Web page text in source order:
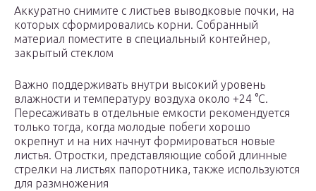
Аккуратно снимите с листьев выводковые почки, на
которых сформировались корни. Собранный
материал поместите в специальный контейнер,
закрытый стеклом
Важно поддерживать внутри высокий уровень
влажности и температуру воздуха около +24 °C.
Пересаживать в отдельные емкости рекомендуется
только тогда, когда молодые побеги хорошо
окрепнут и на них начнут формироваться новые
листья. Отростки, представляющие собой длинные
стрелки на листьях папоротника, также используются
для размножения